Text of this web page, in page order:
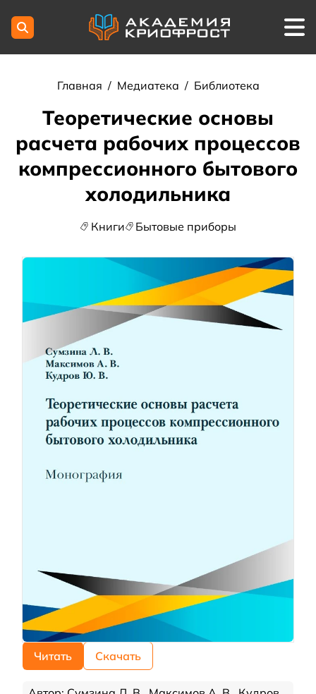
Главная / Медиатека / Библиотека
Теоретические основы
расчета рабочих процессов
компрессионного бытового
холодильника
Книги Бытовые приборы
Читать Скачать